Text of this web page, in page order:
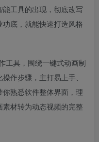
工具的出现，彻底改写
底，就能快速打造风格
工具，围绕一键式动画制
作步骤，主打易上手、
熟悉软件整体界面，理
材转为动态视频的完整